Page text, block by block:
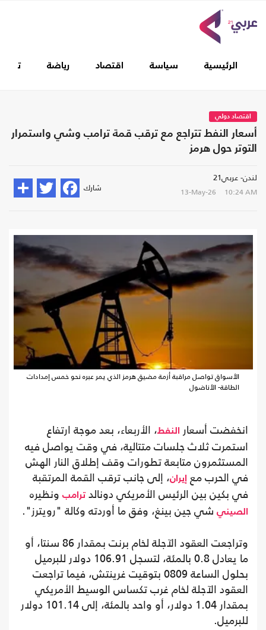
الرئيسية سياسة اقتصاد رياضة
اقتصاد دولي
أسعار النفط تتراجع مع ترقب قمة ترامب وشي واستمرار
التوتر حول هرمز
لندن- عربي21
13-May-26 10:24 AM شارك
الأسواق تواصل مراقبة أزمة مضيق هرمز الذي يمر عبره نحو خمس إمدادات
الطاقة- الأناضول
انخفضت أسعار النفط، الأربعاء، بعد موجة ارتفاع
استمرت ثلاث جلسات متتالية، في وقت يواصل فيه
المستثمرون متابعة تطورات وقف إطلاق النار الهش
في الحرب مع إيران، إلى جانب ترقب القمة المرتقبة
في بكين بين الرئيس الأمريكي دونالدترامب ونظيره
الصيني شي جين بينغ، وفق ما أوردته وكالة "رويترز".
وتراجعت العقود الآجلة لخام برنت بمقدار 86 سنتا، أو
ما يعادل 0.8 بالمئة، لتسجل 106.91 دولار للبرميل
بحلول الساعة 0809 بتوقيت غرينتش، فيما تراجعت
العقود الآجلة لخام غرب تكساس الوسيط الأمريكي
بمقدار 1.04 دولار، أو واحد بالمئة، إلى 101.14 دولار
للبرميل.